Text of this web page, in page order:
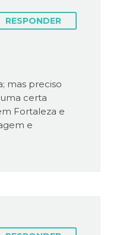
RESPONDER
mas preciso
certa
Fortaleza e
e